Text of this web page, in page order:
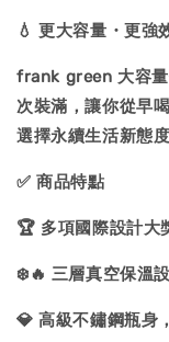
💧 更大容量・更強
frank green 大容量
次裝滿，讓你從早
選擇永續生活新態度
✅ 商品特點
🏆 多項國際設計大
❄️🔥 三層真空保溫
💎 高級不鏽鋼瓶身